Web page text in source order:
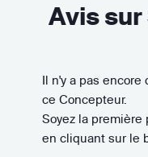
Avis sur
Il n'y a pas encore
ce Concepteur.
Soyez la première
en cliquant sur le